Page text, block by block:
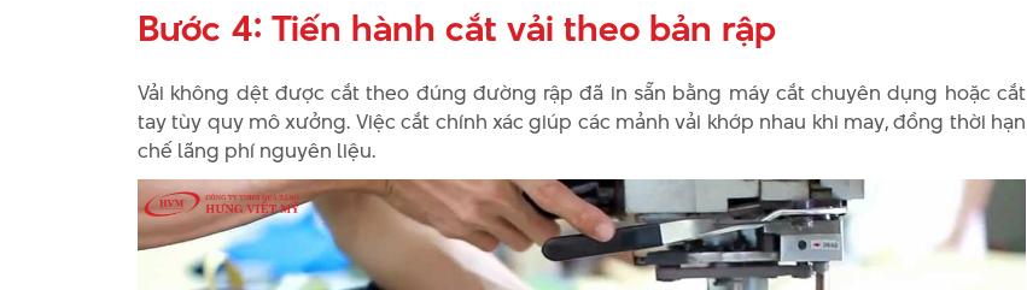
Bước 4: Tiến hành cắt vải theo bản rập
Vải không dệt được cắt theo đúng đường rập đã in sẵn bằng máy cắt chuyên dụng hoặc cắt
tay tùy quy mô xưởng. Việc cắt chính xác giúp các mảnh vải khớp nhau khi may, đồng thời hạn
chế lãng phí nguyên liệu.